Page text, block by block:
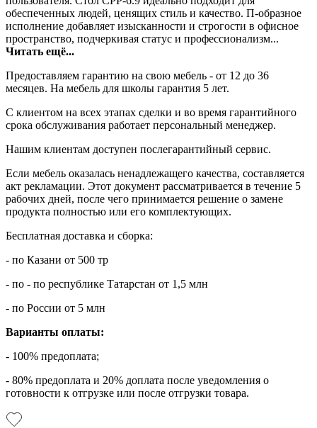
обеспеченных людей, ценящих стиль и качество. П-образное
исполнение добавляет изысканности и строгости в офисное
пространство, подчеркивая статус и профессионализм...
Читать ещё...
Предоставляем гарантию на свою мебель - от 12 до 36
месяцев. На мебель для школы гарантия 5 лет.
С клиентом на всех этапах сделки и во время гарантийного
срока обслуживания работает персональный менеджер.
Нашим клиентам доступен послегарантийный сервис.
Если мебель оказалась ненадлежащего качества, составляется
акт рекламации. Этот документ рассматривается в течение 5
рабочих дней, после чего принимается решение о замене
продукта полностью или его комплектующих.
Бесплатная доставка и сборка:
- по Казани от 500 тр
- по - по республике Татарстан от 1,5 млн
- по России от 5 млн
Варианты оплаты:
- 100% предоплата;
- 80% предоплата и 20% доплата после уведомления о
готовности к отгрузке или после отгрузки товара.